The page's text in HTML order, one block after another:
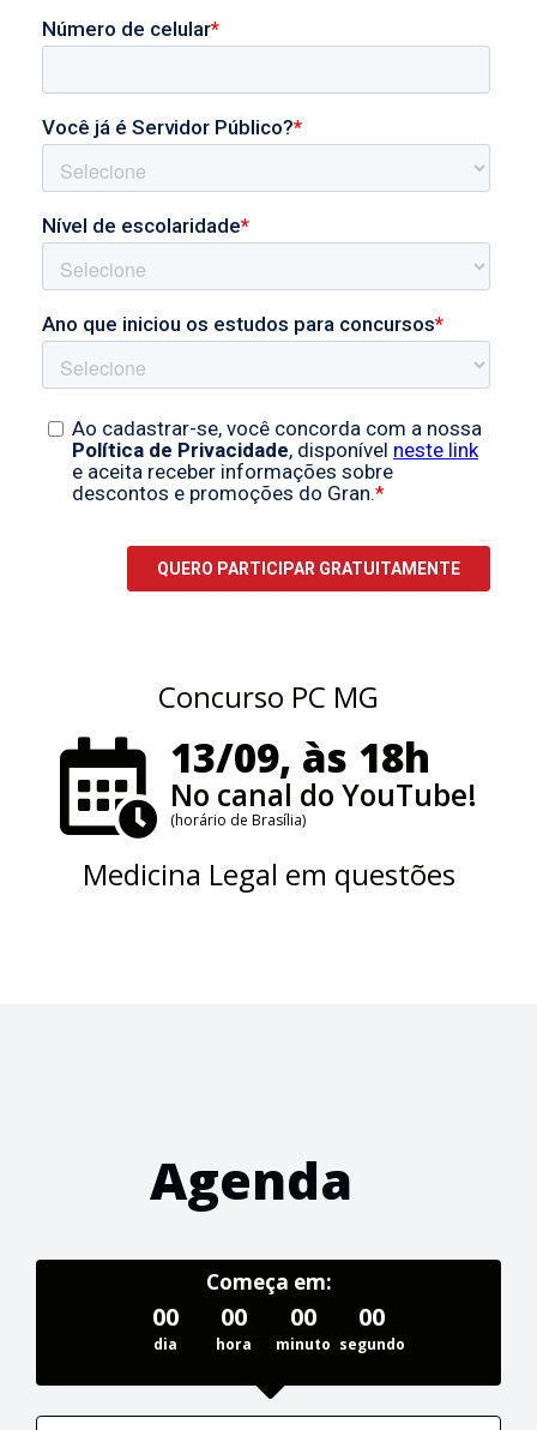
Concurso PC MG
13/09, às 18h
No canal do YouTube!
(horário de Brasília)
Medicina Legal em questões
Agenda
Começa em:
00
dia
00
hora
00
minuto
00
segundo